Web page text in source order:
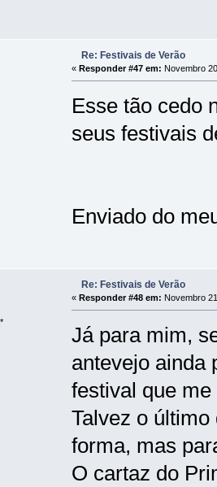
Re: Festivais de Verão
« Responder #47 em: Novembro
Esse tão cedo
seus festivais
Enviado do
Re: Festivais de Verão
« Responder #48 em: Novembro
Já para mim,
antevejo ainda
festival que
Talvez o
forma, mas
O cartaz do